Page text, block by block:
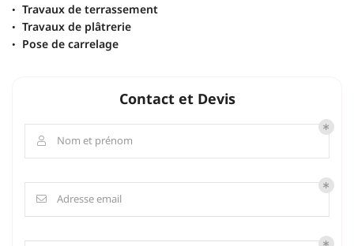
Travaux de terrassement
Travaux de plâtrerie
Pose de carrelage
Contact et Devis
 Nom et prénom
 Adresse email